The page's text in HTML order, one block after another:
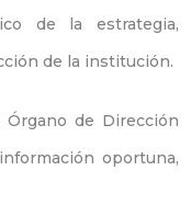
de la estrategia,
de la institución.
Órgano de Dirección
oportuna,